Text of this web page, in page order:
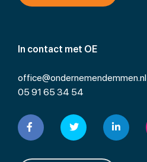
In contact met OE
office@ondernemendemmen.nl
05 91 65 34 54